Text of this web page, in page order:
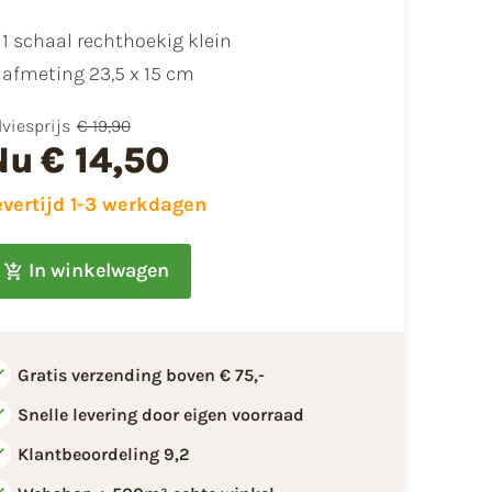
1 schaal rechthoekig klein
afmeting 23,5 x 15 cm
€ 19,90
€ 14,50
1-3 werkdagen
In winkelwagen
Gratis verzending boven € 75,-
Snelle levering door eigen voorraad
Klantbeoordeling 9,2